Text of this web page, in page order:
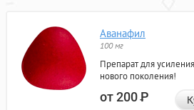
Аванафил
100 мг
Препарат для
нового поколения!
от 200Р